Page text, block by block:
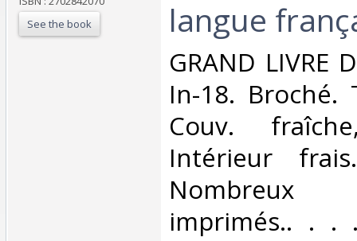
See the book
langue
‎GRAND LIVRE
In-18.
Couv.
Intérieur
Nombreux
imprimés.. . .